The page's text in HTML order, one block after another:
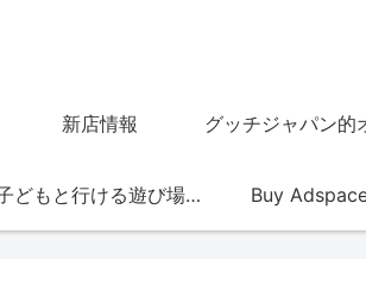
新店情報
子どもと行ける遊び場・お店 Buy